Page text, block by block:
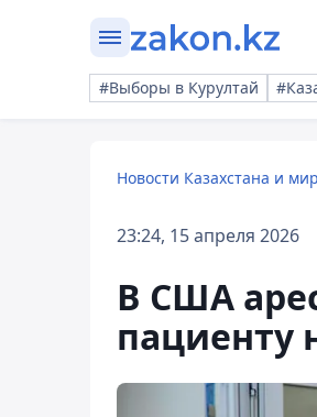
#Выборы в Курултай
Новости Казахстана и
23:24, 15 апреля 2026
В США
пациенту